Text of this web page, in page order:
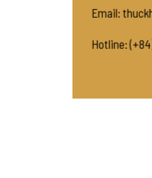
Email:
Hotline: